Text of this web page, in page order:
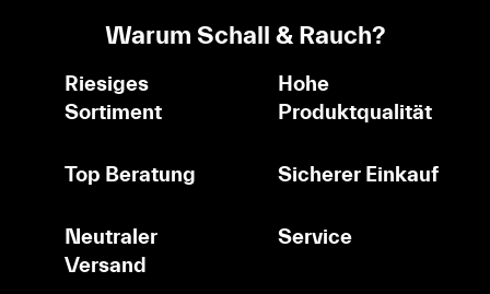
Warum Schall & Rauch?
Riesiges
Sortiment
Hohe
Produktqualität
Top Beratung Sicherer Einkauf
Neutraler
Versand
Service